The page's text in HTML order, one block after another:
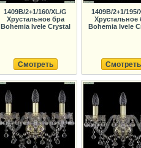
1409B/2+1/160/XL/G
Хрустальное бра
Bohemia Ivele Crystal
Смотреть
1409B/2+1/195/
Хрустальное
Bohemia Ivele
Смотреть